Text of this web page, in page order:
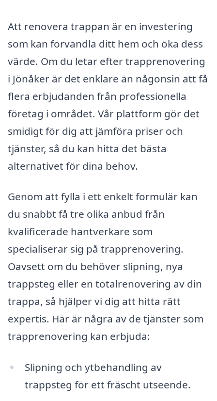
Att renovera trappan är en investering
som kan förvandla ditt hem och öka dess
värde. Om du letar efter trapprenovering
i Jönåker är det enklare än någonsin att få
flera erbjudanden från professionella
företag i området. Vår plattform gör det
smidigt för dig att jämföra priser och
tjänster, så du kan hitta det bästa
alternativet för dina behov.
Genom att fylla i ett enkelt formulär kan
du snabbt få tre olika anbud från
kvalificerade hantverkare som
specialiserar sig på trapprenovering.
Oavsett om du behöver slipning, nya
trappsteg eller en totalrenovering av din
trappa, så hjälper vi dig att hitta rätt
expertis. Här är några av de tjänster som
trapprenovering kan erbjuda:
Slipning och ytbehandling av
trappsteg för ett fräscht utseende.